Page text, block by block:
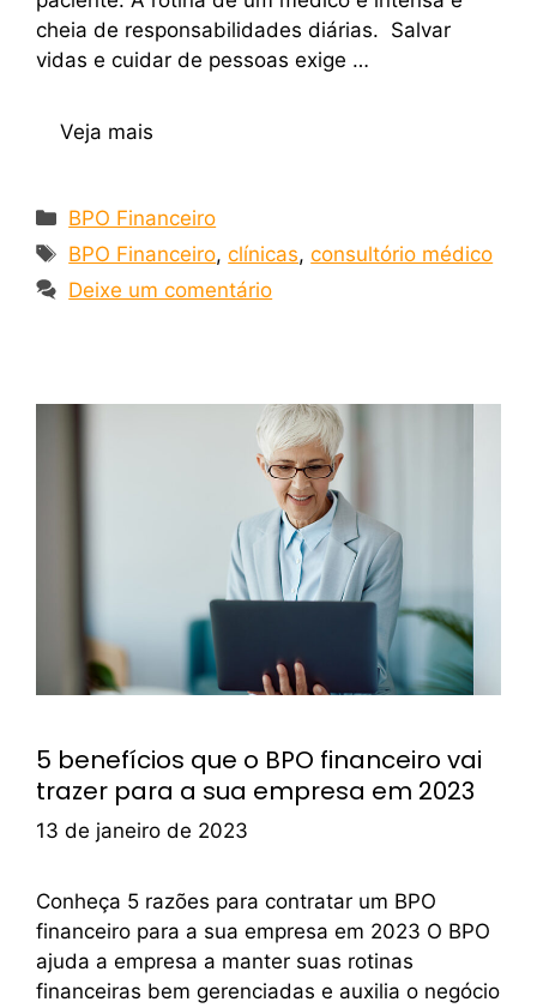
cheia de responsabilidades diárias. Salvar
vidas e cuidar de pessoas exige …
Veja mais
BPO Financeiro
BPO Financeiro,clínicas,consultório médico
Deixe um comentário
5 benefícios que o BPO financeiro vai
trazer para a sua empresa em 2023
13 de janeiro de 2023
Conheça 5 razões para contratar um BPO
financeiro para a sua empresa em 2023 O BPO
ajuda a empresa a manter suas rotinas
financeiras bem gerenciadas e auxilia o negócio